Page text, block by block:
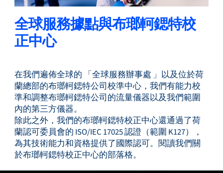
全球服務據點與布瑯軻鍶特校
正中心
在我們遍佈全球的 「全球服務辦事處 」以及位於荷
蘭總部的布瑯軻鍶特公司校準中心，我們有能力校
準和調整布瑯軻鍶特公司的流量儀器以及我們範圍
內的第三方儀器。
除此之外，我們的布瑯軻鍶特校正中心還通過了荷
蘭認可委員會的 ISO/IEC 17025 認證（範圍 K127），
為其技術能力和資格提供了國際認可。閱讀我們關
於布瑯軻鍶特校正中心的部落格。